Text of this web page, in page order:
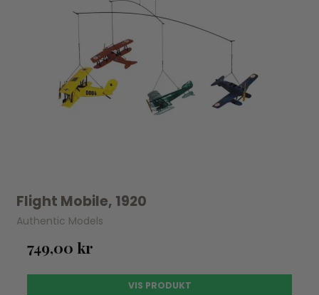
Flight Mobile, 1920
Authentic Models
749,00 kr
VIS PRODUKT